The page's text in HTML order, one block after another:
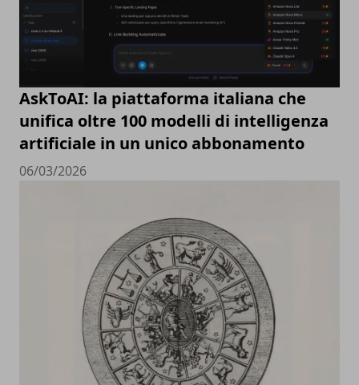
AskToAI: la piattaforma italiana che
unifica oltre 100 modelli di intelligenza
artificiale in un unico abbonamento
06/03/2026